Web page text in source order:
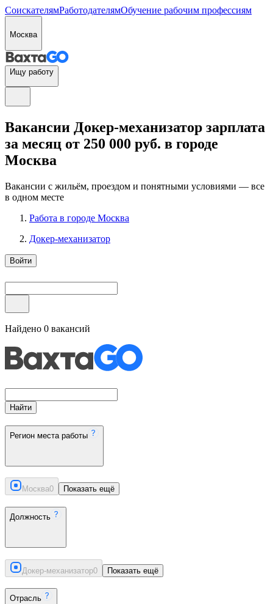
СоискателямРаботодателямОбучение рабочим профессиям
Москва
Ищу работу
Вакансии Докер-механизатор зарплата
за месяц от 250 000 руб. в городе
Москва
Вакансии с жильём, проездом и понятными условиями — все
в одном месте
Работа в городе Москва
Докер-механизатор
Войти
Найдено 0 вакансий
Найти
Регион места работы
Москва0 Показать ещё
Должность
Докер-механизатор0 Показать ещё
Отрасль